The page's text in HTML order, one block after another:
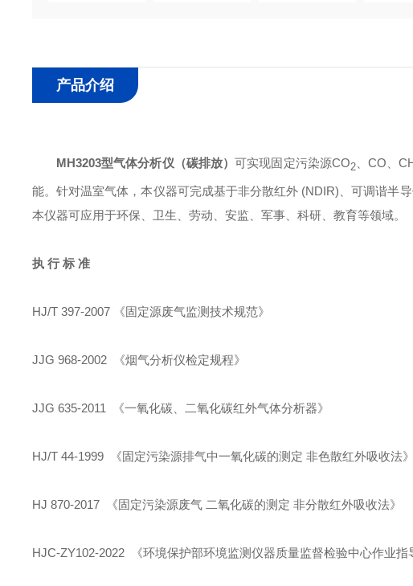
产品介绍
MH3203型气体分析仪（碳排放）可实现固定污染源CO2、CO、
能。针对温室气体，本仪器可完成基于非分散红外 (NDIR)、可调谐半
本仪器可应用于环保、卫生、劳动、安监、军事、科研、教育等领域。
执 行 标 准
HJ/T 397-2007 《固定源废气监测技术规范》
JJG 968-2002 《烟气分析仪检定规程》
JJG 635-2011 《一氧化碳、二氧化碳红外气体分析器》
HJ/T 44-1999 《固定污染源排气中一氧化碳的测定 非色散红外吸收法》
HJ 870-2017 《固定污染源废气 二氧化碳的测定 非分散红外吸收法》
HJC-ZY102-2022 《环境保护部环境监测仪器质量监督检验中心作业指